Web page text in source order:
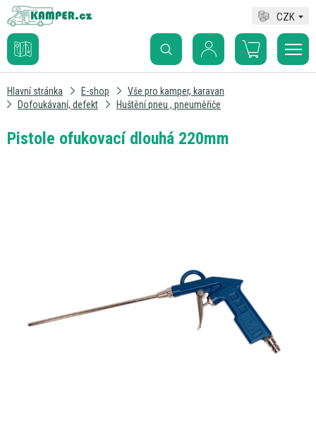
CZK
Hlavní stránka E-shop
Vše pro kamper, karavan
Dofoukávaní, defekt
Huštění pneu , pneuměřiče
Pistole ofukovací dlouhá 220mm